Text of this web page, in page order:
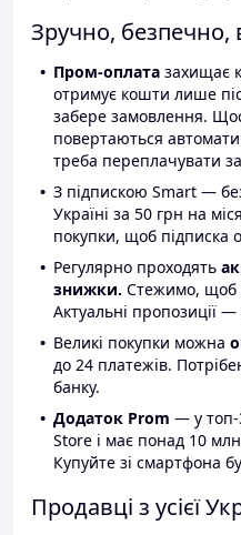
Зручно, безпечно,
Пром-оплата захищає
отримує кошти лише
забере замовлення.
повертаються
треба переплачувати
З підпискою Smart —
Україні за 50 грн на
покупки, щоб підписка
Регулярно проходять
знижки. Стежимо, щоб
Актуальні пропозиції —
Великі покупки можна
до 24 платежів.
банку.
Додаток Prom — у топ-
Store і має понад 10
Купуйте зі смартфона
Продавці з усієї